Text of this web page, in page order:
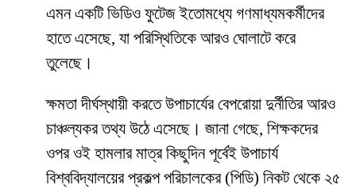
এমন একটি ভিডিও ফুটেজ ইতোমধ্যে গণমাধ্যমকর্মীদের
হাতে এসেছে, যা পরিস্থিতিকে আরও ঘোলাটে করে
তুলেছে।
​ক্ষমতা দীর্ঘস্থায়ী করতে উপাচার্যের বেপরোয়া দুর্নীতির আরও
চাঞ্চল্যকর তথ্য উঠে এসেছে। জানা গেছে, শিক্ষকদের
ওপর ওই হামলার মাত্র কিছুদিন পূর্বেই উপাচার্য
বিশ্ববিদ্যালয়ের প্রকল্প পরিচালকের (পিডি) নিকট থেকে ২৫